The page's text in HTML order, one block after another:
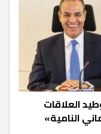
العلاقات
النامية»